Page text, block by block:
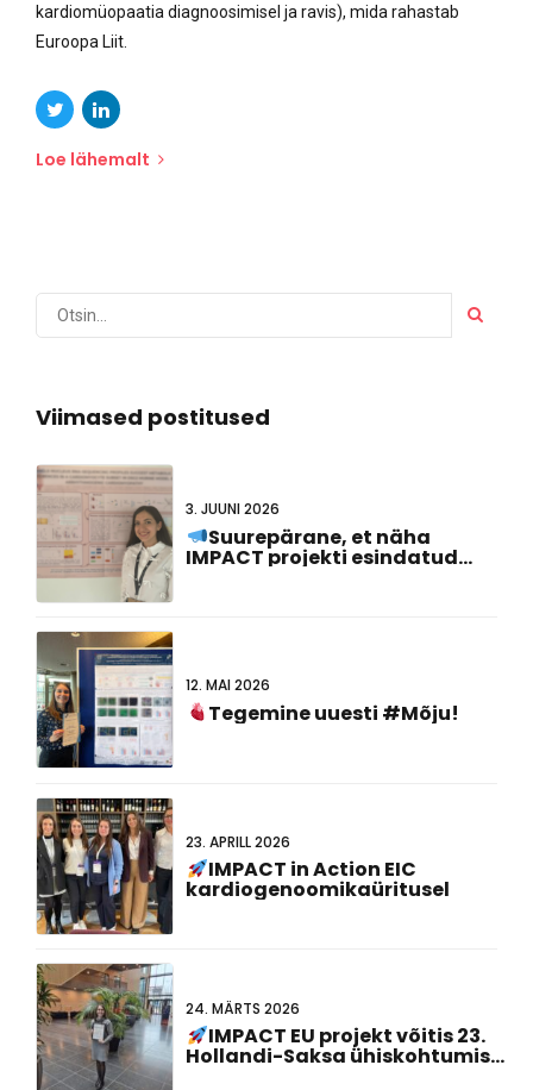
kardiomüopaatia diagnoosimisel ja ravis), mida rahastab
Euroopa Liit.
Loe lähemalt
Viimased postitused
3. JUUNI 2026
Suurepärane, et näha
IMPACT projekti esindatud
12. MAI 2026
Tegemine uuesti #Mõju!
23. APRILL 2026
IMPACT in Action EIC
kardiogenoomikaüritusel
24. MÄRTS 2026
IMPACT EU projekt võitis 23.
Hollandi-Saksa ühiskohtumisel